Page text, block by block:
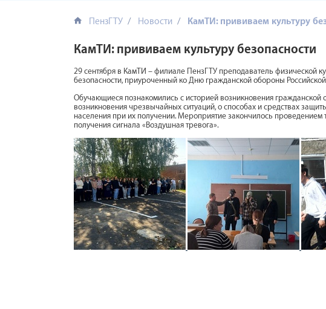
ПензГТУ Новости КамТИ: прививаем культуру
КамТИ: прививаем культуру безопасности
29 сентября в КамТИ – филиале ПензГТУ преподаватель физической
безопасности, приуроченный ко Дню гражданской обороны
Обучающиеся познакомились с историей возникновения гражданской
возникновения чрезвычайных ситуаций, о способах и средствах
населения при их получении. Мероприятие закончилось проведением
получения сигнала «Воздушная тревога».